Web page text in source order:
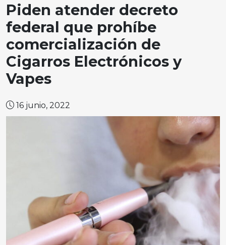
Piden atender decreto
federal que prohíbe
comercialización de
Cigarros Electrónicos y
Vapes
16 junio, 2022